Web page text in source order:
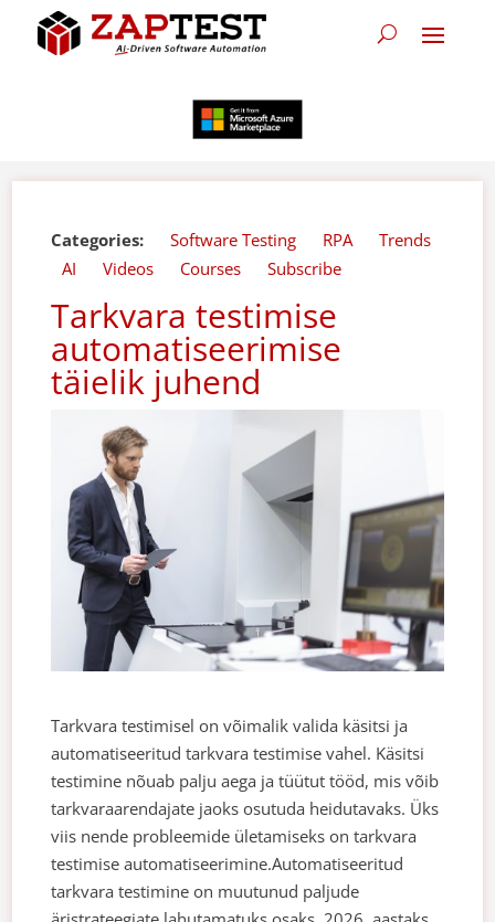
Categories: Software Testing RPA
Trends
AI
Videos Courses Subscribe
Tarkvara testimise
automatiseerimise
täielik juhend
Tarkvara testimisel on võimalik valida käsitsi ja
automatiseeritud tarkvara testimise vahel. Käsitsi
testimine nõuab palju aega ja tüütut tööd, mis võib
tarkvaraarendajate jaoks osutuda heidutavaks. Üks
viis nende probleemide ületamiseks on tarkvara
testimise automatiseerimine.Automatiseeritud
tarkvara testimine on muutunud paljude